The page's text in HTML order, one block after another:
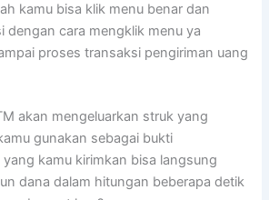
kamu bisa klik menu benar dan
dengan cara mengklik menu ya
proses transaksi pengiriman uang
akan mengeluarkan struk yang
gunakan sebagai bukti
kamu kirimkan bisa langsung
dana dalam hitungan beberapa detik